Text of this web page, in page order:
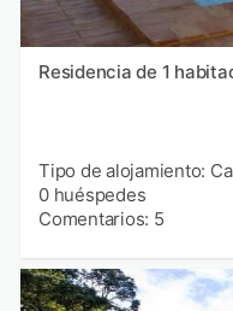
Residencia de 1
Tipo de alojamiento:
0 huéspedes
Comentarios: 5